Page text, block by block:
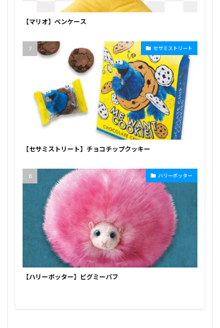
【マリオ】ペンケース
セサミストリート
【セサミストリート】チョコチップクッキー
ハリーポッター
【ハリーポッター】ピグミーパフ